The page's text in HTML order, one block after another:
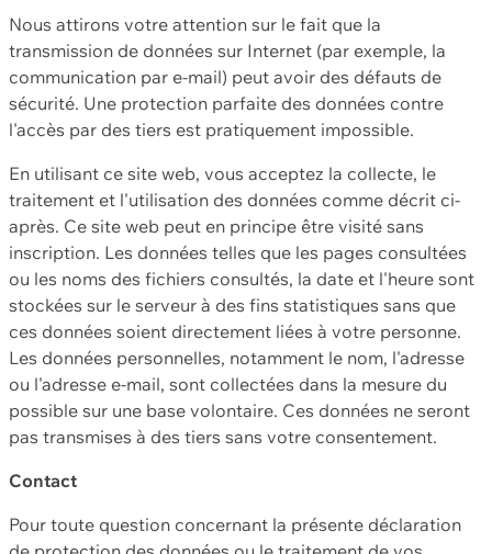
Nous attirons votre attention sur le fait que la
transmission de données sur Internet (par exemple, la
communication par e-mail) peut avoir des défauts de
sécurité. Une protection parfaite des données contre
l'accès par des tiers est pratiquement impossible.
En utilisant ce site web, vous acceptez la collecte, le
traitement et l'utilisation des données comme décrit ci-
après. Ce site web peut en principe être visité sans
inscription. Les données telles que les pages consultées
ou les noms des fichiers consultés, la date et l'heure sont
stockées sur le serveur à des fins statistiques sans que
ces données soient directement liées à votre personne.
Les données personnelles, notamment le nom, l'adresse
ou l'adresse e-mail, sont collectées dans la mesure du
possible sur une base volontaire. Ces données ne seront
pas transmises à des tiers sans votre consentement.
Contact
Pour toute question concernant la présente déclaration